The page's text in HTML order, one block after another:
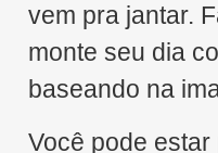
vem pra jantar.
monte seu dia
baseando na
Você pode estar